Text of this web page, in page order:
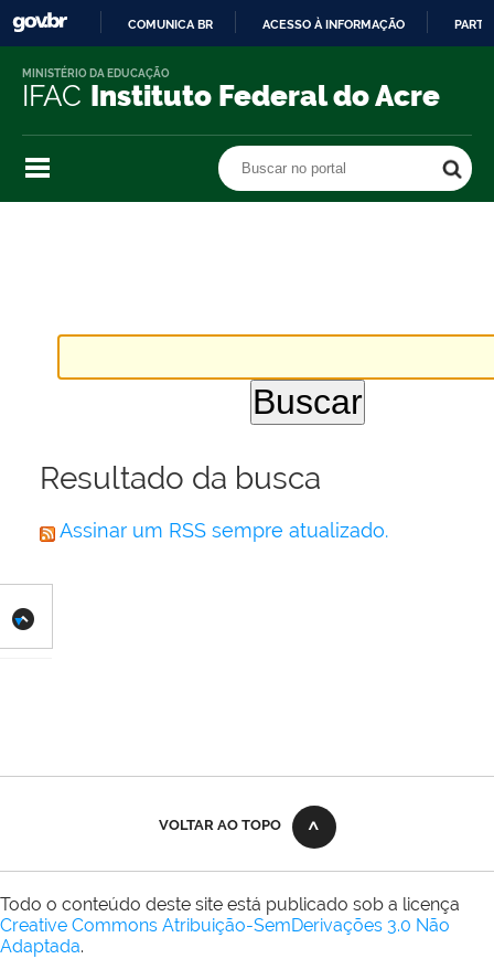
O
COMUNICA BR ACESSO À INFORMAÇÃO
IFAC Instituto Federal do Acre
MINISTÉRIO DA EDUCAÇÃO
Buscar no portal
Resultado da busca
Assinar um RSS sempre atualizado.
VOLTAR AO TOPO
Todo o conteúdo deste site está publicado sob a licença
Creative Commons Atribuição-SemDerivações 3.0 Não
Adaptada.